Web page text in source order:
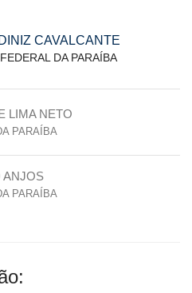
CAVALCANTE
DA PARAÍBA
LIMA NETO
PARAÍBA
ANJOS
PARAÍBA